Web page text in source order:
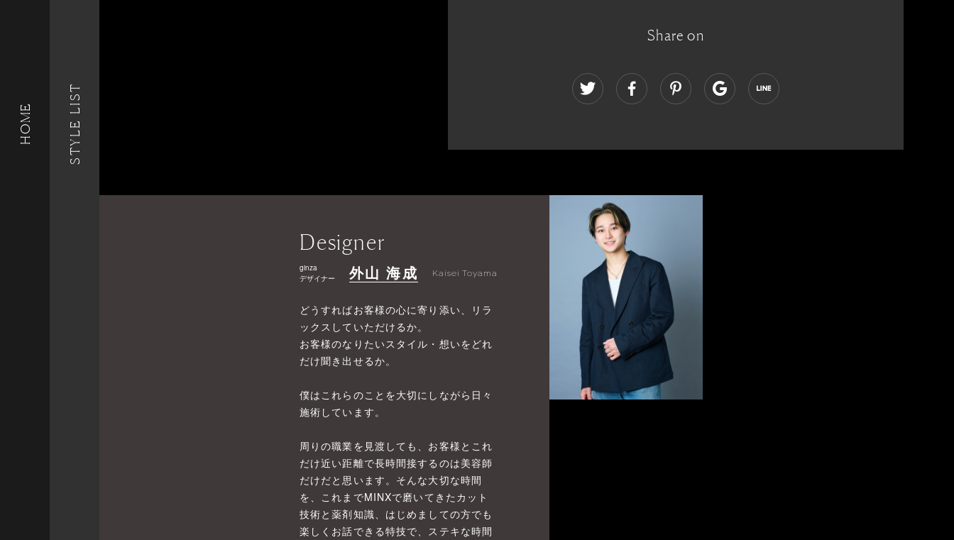
HOME STYLE LIST
Share on
Designer
ginza
デザイナー
外山 海成 Kaisei Toyama
どうすればお客様の心に寄り添い、リラ
ックスしていただけるか。
お客様のなりたいスタイル・想いをどれ
だけ聞き出せるか。
僕はこれらのことを大切にしながら日々
施術しています。
周りの職業を見渡しても、お客様とこれ
だけ近い距離で長時間接するのは美容師
だけだと思います。そんな大切な時間
を、これまでMINXで磨いてきたカット
技術と薬剤知識、はじめましての方でも
楽しくお話できる特技で、ステキな時間